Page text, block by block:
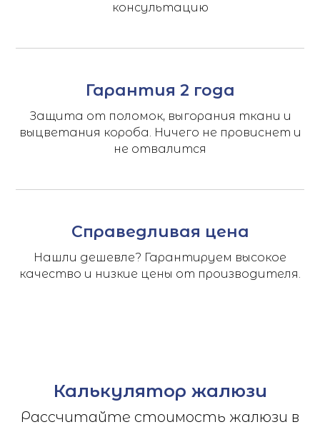
консультацию
Гарантия 2 года
Защита от поломок, выгорания ткани и
выцветания короба. Ничего не провиснет и
не отвалится
Справедливая цена
Нашли дешевле? Гарантируем высокое
качество и низкие цены от производителя.
Калькулятор жалюзи
Рассчитайте стоимость жалюзи в